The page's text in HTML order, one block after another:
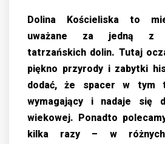
Dolina Kościeliska to
uważane za jedną z
tatrzańskich dolin. Tutaj
piękno przyrody i zabytki
dodać, że spacer w tym
wymagający i nadaje się
wiekowej. Ponadto
kilka razy – w